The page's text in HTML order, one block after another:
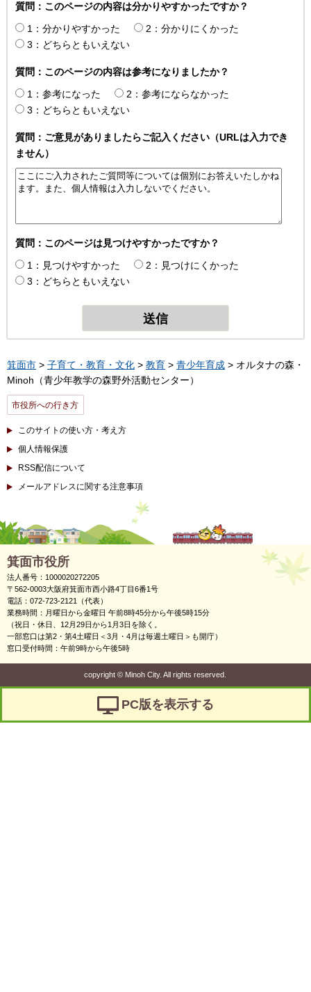
質問：このページの内容は分かりやすかったですか？
1：分かりやすかった
2：分かりにくかった
3：どちらともいえない
質問：このページの内容は参考になりましたか？
1：参考になった
2：参考にならなかった
3：どちらともいえない
質問：ご意見がありましたらご記入ください（URLは入力でき
ません）
質問：このページは見つけやすかったですか？
1：見つけやすかった
2：見つけにくかった
3：どちらともいえない
箕面市 > 子育て・教育・文化 > 教育 > 青少年育成 > オルタナの森・
Minoh（青少年教学の森野外活動センター）
市役所への行き方
このサイトの使い方・考え方
個人情報保護
RSS配信について
メールアドレスに関する注意事項
箕面市役所
法人番号：1000020272205
〒562-0003大阪府箕面市西小路4丁目6番1号
電話：072-723-2121（代表）
業務時間：月曜日から金曜日 午前8時45分から午後5時15分
（祝日・休日、12月29日から1月3日を除く。
一部窓口は第2・第4土曜日＜3月・4月は毎週土曜日＞も開庁）
窓口受付時間：午前9時から午後5時
copyright© Minoh City. All rights reserved.
PC版を表示する